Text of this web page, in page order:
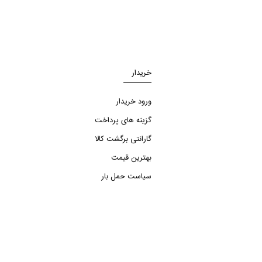
خریدار
ورود خریدار
گزینه های پرداخت
گارانتی برگشت کالا
بهترین قیمت
سیاست حمل بار